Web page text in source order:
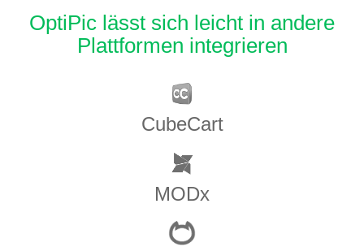
OptiPic lässt sich leicht in andere
Plattformen integrieren
CubeCart
MODx